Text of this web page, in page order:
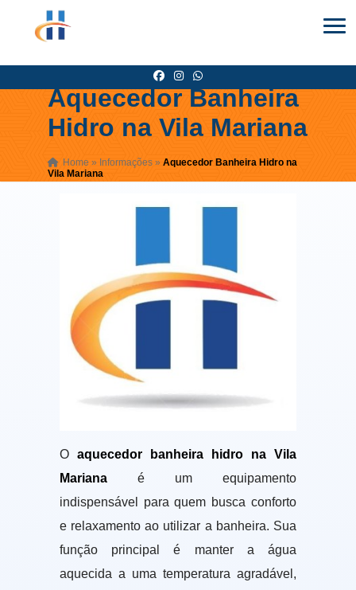
Aquecedor Banheira
Hidro na Vila Mariana
Home » Informações » Aquecedor Banheira Hidro na
Vila Mariana
O aquecedor banheira hidro na Vila
Marianaé um equipamento
indispensável para quem busca conforto
e relaxamento ao utilizar a banheira. Sua
função principal é manter a água
aquecida a uma temperatura agradável,